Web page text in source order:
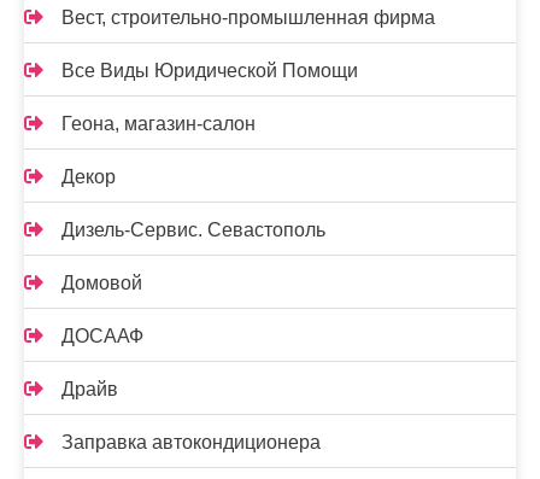
Вест, строительно-промышленная фирма
Все Виды Юридической Помощи
Геона, магазин-салон
Декор
Дизель-Сервис. Севастополь
Домовой
ДОСААФ
Драйв
Заправка автокондиционера